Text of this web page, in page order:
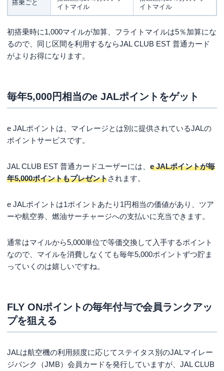
搭乗ごと
イトマイル
イトマイル
初搭乗時に1,000マイルが加算、フライトマイルは5％加算にな
るので、同じ区間を利用するならJAL CLUB EST 普通カード
がよりお得になります。
毎年5,000円相当のe JALポイントをゲット
e JALポイントは、マイレージとは別に提供されているJALの
ポイントサービスです。
JAL CLUB EST 普通カードユーザーには、 e JALポイントが毎
年5,000ポイントもプレゼントされます。
e JALポイントは1ポイントあたり1円相当の価値があり、ツア
ーや航空券、燃油サーチャージへの支払いに充当できます。
通常はマイルから5,000単位で等価交換して入手するポイント
なので、マイルを消費しなくても毎年5,000ポイントずつ貯ま
っていくのは嬉しいですね。
FLY ONポイントの毎年付与で会員ランクアッ
プを狙える
JALは航空機の利用頻度に応じてステイタス別のJALマイレー
ジバンク（JMB）会員カードを発行していますが、JAL CLUB